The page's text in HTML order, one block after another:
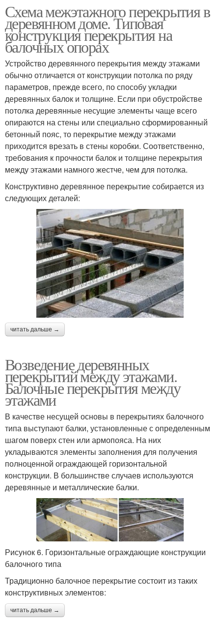
Схема межэтажного перекрытия в
деревянном доме. Типовая
конструкция перекрытия на
балочных опорах
Устройство деревянного перекрытия между этажами
обычно отличается от конструкции потолка по ряду
параметров, прежде всего, по способу укладки
деревянных балок и толщине. Если при обустройстве
потолка деревянные несущие элементы чаще всего
опираются на стены или специально сформированный
бетонный пояс, то перекрытие между этажами
приходится врезать в стены коробки. Соответственно,
требования к прочности балок и толщине перекрытия
между этажами намного жестче, чем для потолка.
Конструктивно деревянное перекрытие собирается из
следующих деталей:
читать дальше →
Возведение деревянных
перекрытий между этажами.
Балочные перекрытия между
этажами
В качестве несущей основы в перекрытиях балочного
типа выступают балки, установленные с определенным
шагом поверх стен или армопояса. На них
укладываются элементы заполнения для получения
полноценной ограждающей горизонтальной
конструкции. В большинстве случаев используются
деревянные и металлические балки.
Рисунок 6. Горизонтальные ограждающие конструкции
балочного типа
Традиционно балочное перекрытие состоит из таких
конструктивных элементов:
читать дальше →